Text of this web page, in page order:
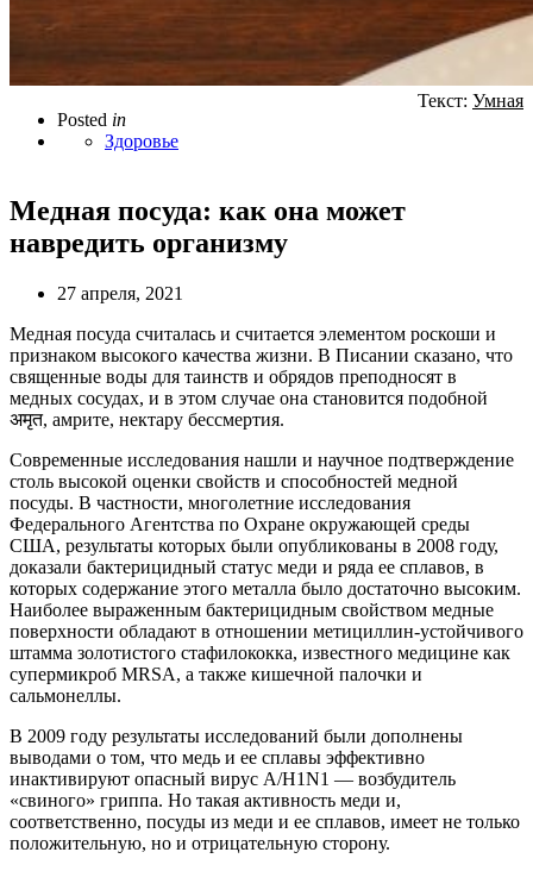
Posted in
Здоровье
Текст: Умная
Медная посуда: как она может
навредить организму
27 апреля, 2021
Медная посуда считалась и считается элементом роскоши и
признаком высокого качества жизни. В Писании сказано, что
священные воды для таинств и обрядов преподносят в
медных сосудах, и в этом случае она становится подобной
अमृत, амрите, нектару бессмертия.
Современные исследования нашли и научное подтверждение
столь высокой оценки свойств и способностей медной
посуды. В частности, многолетние исследования
Федерального Агентства по Охране окружающей среды
США, результаты которых были опубликованы в 2008 году,
доказали бактерицидный статус меди и ряда ее сплавов, в
которых содержание этого металла было достаточно высоким.
Наиболее выраженным бактерицидным свойством медные
поверхности обладают в отношении метициллин-устойчивого
штамма золотистого стафилококка, известного медицине как
супермикроб MRSA, а также кишечной палочки и
сальмонеллы.
В 2009 году результаты исследований были дополнены
выводами о том, что медь и ее сплавы эффективно
инактивируют опасный вирус A/H1N1 — возбудитель
«свиного» гриппа. Но такая активность меди и,
соответственно, посуды из меди и ее сплавов, имеет не только
положительную, но и отрицательную сторону.